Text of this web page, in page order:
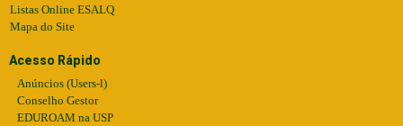
Listas Online ESALQ
Mapa do Site
Acesso Rápido
Anúncios (Users-l)
Conselho Gestor
EDUROAM na USP